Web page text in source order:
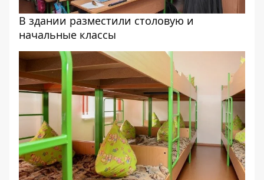
В здании разместили столовую и
начальные классы